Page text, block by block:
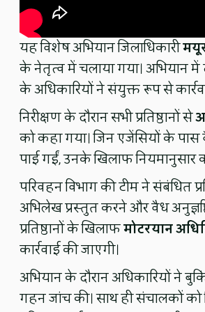
यह विशेष अभियान जिलाधिकारी
के नेतृत्व में चलाया गया। अभियान में
के अधिकारियों ने संयुक्त रूप से
निरीक्षण के दौरान सभी प्रतिष्ठानों से
को कहा गया। जिन एजेंसियों के पास
पाई गईं, उनके खिलाफ नियमानुसार
परिवहन विभाग की टीम ने संबंधित
अभिलेख प्रस्तुत करने और वैध
प्रतिष्ठानों के खिलाफमोटरयान
कार्रवाई की जाएगी।
अभियान के दौरान अधिकारियों ने
गहन जांच की। साथ ही संचालकों को